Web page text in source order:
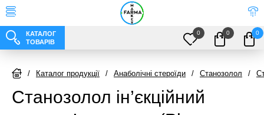
КАТАЛОГ
ТОВАРІВ
0 0 0
/ Каталог продукції / Анаболічні стероїди / Станозолол /
Станозолол ін’єкційний